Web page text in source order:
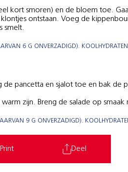
kort smoren) en de bloem toe.
ontstaan. Voeg de
smelt.
6 G ONVERZADIGD).
pancetta en sjalot toe en bak de
zijn. Breng de salade op smaak
9 G ONVERZADIGD).
Deel